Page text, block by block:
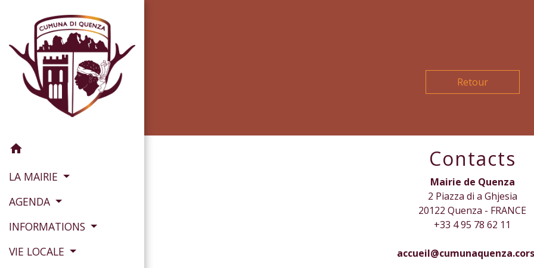
home
LA MAIRIE
AGENDA
INFORMATIONS
VIE LOCALE
Retour
Contacts
Mairie de Quenza
2 Piazza di a Ghjesia
20122 Quenza - FRANCE
+33 4 95 78 62 11